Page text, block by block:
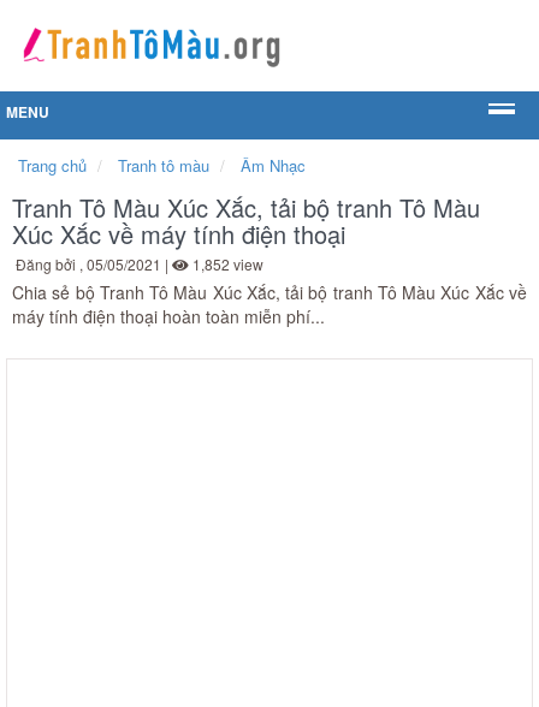
MENU
Trang chủ Tranh tô màu Âm Nhạc
Tranh Tô Màu Xúc Xắc, tải bộ tranh Tô Màu
Xúc Xắc về máy tính điện thoại
Đăng bởi , 05/05/2021 | 1,852 view
Chia sẻ bộ Tranh Tô Màu Xúc Xắc, tải bộ tranh Tô Màu Xúc Xắc về
máy tính điện thoại hoàn toàn miễn phí...